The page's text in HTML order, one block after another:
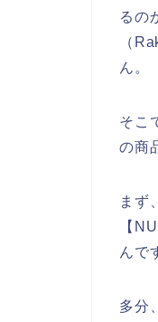
るの
（
ん。
そこ
の商
まず
【
んで
多分